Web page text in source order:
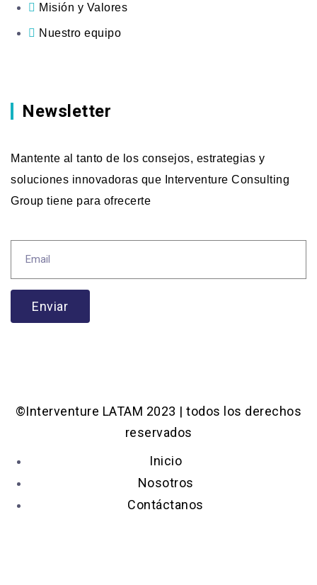
Misión y Valores
Nuestro equipo
Newsletter
Mantente al tanto de los consejos, estrategias y
soluciones innovadoras que Interventure Consulting
Group tiene para ofrecerte
Enviar
©Interventure LATAM 2023 | todos los derechos
reservados
Inicio
Nosotros
Contáctanos